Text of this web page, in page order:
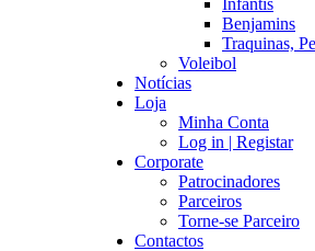
Infantis
Benjamins
Traquinas,
Voleibol
Notícias
Loja
Minha Conta
Log in | Registar
Corporate
Patrocinadores
Parceiros
Torne-se Parceiro
Contactos